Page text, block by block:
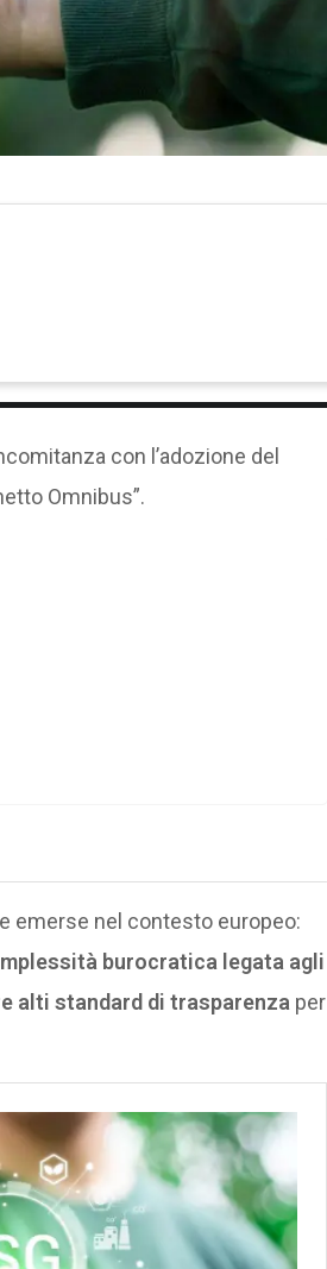
con l’adozione del
Omnibus”.
emerse nel contesto europeo:
burocratica legata agli
alti standard di trasparenza per